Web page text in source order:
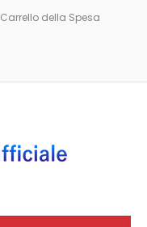
Carrello della Spesa